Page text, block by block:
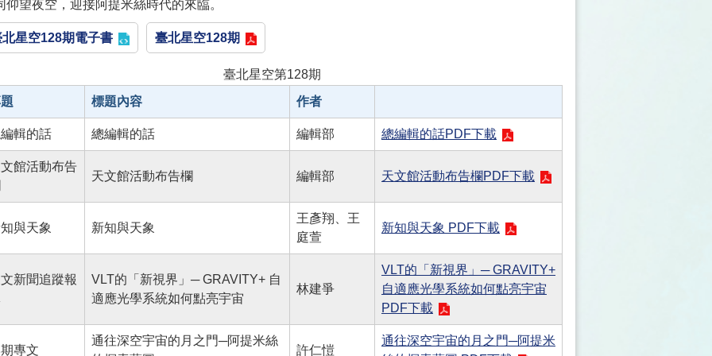
仰望夜空，迎接阿提米絲時代的來臨。
北星空128期電子書 臺北星空128期
臺北星空第128期
標題內容 作者
輯的話 總編輯的話 編輯部 總編輯的話PDF下載
館活動布告
天文館活動布告欄 編輯部 天文館活動布告欄PDF下載
與天象 新知與天象
王彥翔、王
庭萱
新知與天象 PDF下載
新聞追蹤報
VLT的「新視界」─ GRAVITY+ 自
適應光學系統如何點亮宇宙
林建爭
VLT的「新視界」─ GRAVITY+
自適應光學系統如何點亮宇宙
PDF下載
專文
通往深空宇宙的月之門─阿提米絲
許仁愷
通往深空宇宙的月之門─阿提米